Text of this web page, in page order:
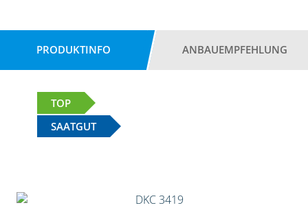
PRODUKTINFO ANBAUEMPFEHLUNG
TOP
SAATGUT